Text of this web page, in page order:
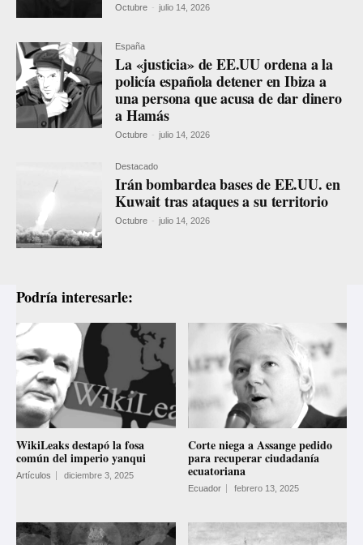
Octubre - julio 14, 2026
España
La «justicia» de EE.UU ordena a la
policía española detener en Ibiza a
una persona que acusa de dar dinero
a Hamás
Octubre - julio 14, 2026
Destacado
Irán bombardea bases de EE.UU. en
Kuwait tras ataques a su territorio
Octubre - julio 14, 2026
Podría interesarle:
WikiLeaks destapó la fosa
común del imperio yanqui
Artículos diciembre 3, 2025
Corte niega a Assange pedido
para recuperar ciudadanía
ecuatoriana
Ecuador febrero 13, 2025